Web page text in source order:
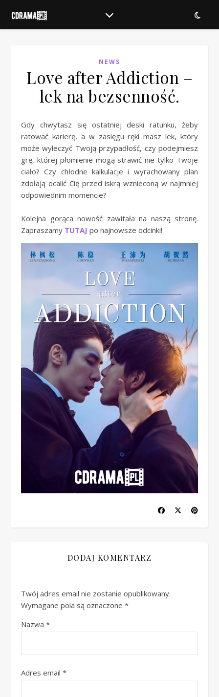
NEWS
Love after Addiction –
lek na bezsenność.
Gdy chwytasz się ostatniej deski ratunku, żeby
ratować karierę, a w zasięgu ręki masz lek, który
może wyleczyć Twoją przypadłość, czy podejmiesz
grę, której płomienie mogą strawić nie tylko Twoje
ciało? Czy chłodne kalkulacje i wyrachowany plan
zdołają ocalić Cię przed iskrą wznieconą w najmniej
odpowiednim momencie?
Kolejna gorąca nowość zawitała na naszą stronę.
Zapraszamy TUTAJ po najnowsze odcinki!
DODAJ KOMENTARZ
Twój adres email nie zostanie opublikowany.
Wymagane pola są oznaczone *
Nazwa *
Adres email *